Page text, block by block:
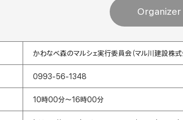
Organizer
かわなべ森のマルシェ実行委員会（マル川建設
0993-56-1348
10時00分～16時00分